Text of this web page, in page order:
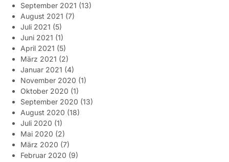
September 2021 (13)
August 2021 (7)
Juli 2021 (5)
Juni 2021 (1)
April 2021 (5)
März 2021 (2)
Januar 2021 (4)
November 2020 (1)
Oktober 2020 (1)
September 2020 (13)
August 2020 (18)
Juli 2020 (1)
Mai 2020 (2)
März 2020 (7)
Februar 2020 (9)